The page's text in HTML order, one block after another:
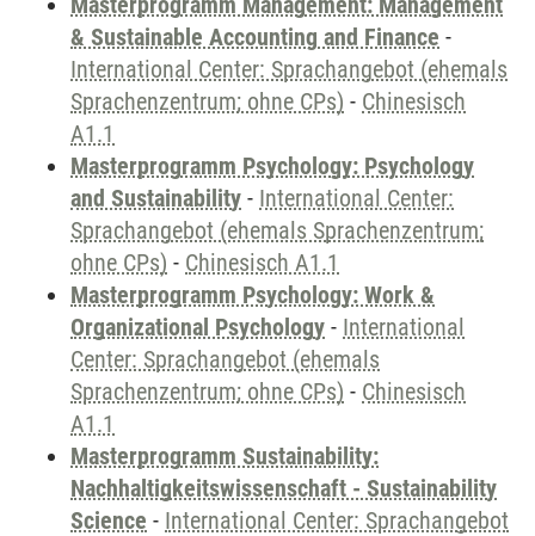
& Sustainable Accounting and Finance -
International Center: Sprachangebot (ehemals
Sprachenzentrum; ohne CPs) - Chinesisch
A1.1
Masterprogramm Psychology: Psychology
and Sustainability - International Center:
Sprachangebot (ehemals Sprachenzentrum;
ohne CPs) - Chinesisch A1.1
Masterprogramm Psychology: Work &
Organizational Psychology - International
Center: Sprachangebot (ehemals
Sprachenzentrum; ohne CPs) - Chinesisch
A1.1
Masterprogramm Sustainability:
Nachhaltigkeitswissenschaft - Sustainability
Science - International Center: Sprachangebot